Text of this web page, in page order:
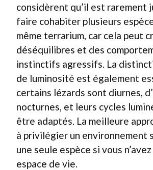
considèrent qu’il est rarement
faire cohabiter plusieurs
même terrarium, car cela peut
déséquilibres et des
instinctifs agressifs. La
de luminosité est également
certains lézards sont diurnes,
nocturnes, et leurs cycles
être adaptés. La meilleure
à privilégier un environnement
une seule espèce si vous n’avez
espace de vie.